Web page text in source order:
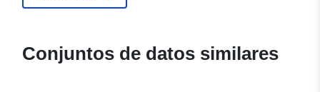
Puntos de
Service de l'économie rurale
Conjuntos de datos similares